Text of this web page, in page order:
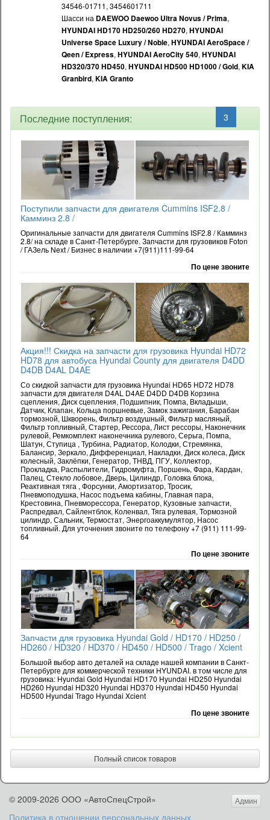
34546-01711, 3454601711
Шасси на DAEWOO Daewoo Ultra Novus / Prima,
HYUNDAI HD170 HD250/260 HD270, HYUNDAI
Universe Space Luxury / Noble, HYUNDAI AeroSpace /
Qeen / Express, HYUNDAI AeroCity 540, HYUNDAI
HD320/370 HD450, HYUNDAI HD500 HD1000 / Gold, KIA
Granbird, KIA Granto
3
Последние поступления:
Поступили запчасти для двигателя Cummins ISF2.8 /
Камминз 2.8 /
Оригинальные запчасти для двигателя Cummins ISF2.8 / Камминз
2.8/ на складе в Санкт-Петербурге. Запчасти для грузовиков Foton
/ ГАЗель Next / Бизнес в наличии +7(911)111-99-64
По цене звоните
Акция!!! Скидка на запчасти для грузовика Hyundai HD72
HD78 для автобуса Hyundai County для двигателя D4DD
D4DB D4AL D4AE
Со скидкой запчасти для грузовика Hyundai HD65 HD72 HD78
запчасти для двигателя D4AL D4AE D4DD D4DB Корзина
сцепления, Диск сцепления, Подшипник, Помпа, Вкладыши,
Датчик, Клапан, Кольца поршневые, Замок зажигания, Барабан
тормозной, Шкворень, Фильтр воздушный, Фильтр масляный,
Фильтр топливный, Стартер, Рессора, Лист рессоры, Наконечник
рулевой, Ремкомплект наконечника рулевого, Серьга, Помпа,
Шатун, Ступица , Турбина, Радиатор, Колодки, Стремянка,
Балансир, Зеркало, Дифференциал, Накладки, Диск колеса, Диск
колесный, Заклёпки, Генератор, ТНВД, ПГУ, Коллектор,
Прокладка, Распылители, Гидромуфта, Поршень, Фара, Кардан,
Палец, Стекло лобовое, Дверь, Цилиндр, Головка блока,
Реактивная тяга , Форсунки, Амортизатор, Тросик,
Пневмоподушка, Насос подъема кабины, Главная пара,
Крестовина, Пневморессора, Генератор, Кузовные запчасти,
Распредвал, Сайлентблок, Коленвал, Тяга рулевая, Тормозной
цилиндр, Сальник, Термостат, Энергоаккумулятор, Насос
топливный. Для уточнения звоните по телефону +7 (911) 111-99-
64
По цене звоните
Запчасти для грузовика Hyundai Gold / HD170 / HD250 /
HD260 / HD320 / HD370 / HD450 / HD500 / Trago / Xcient
Большой выбор авто деталей на складе нашей компании в Санкт-
Петербурге для коммерческой техники HYUNDAI. в том числе для
грузовика: Hyundai Gold Hyundai HD170 Hyundai HD250 Hyundai
HD260 Hyundai HD320 Hyundai HD370 Hyundai HD450 Hyundai
HD500 Hyundai Trago Hyundai Xcient
По цене звоните
Полный список товаров
Админ
© 2009-2026 ООО «АвтоСпецСтрой»
Политика в отношении персональных данных